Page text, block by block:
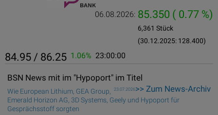
06.08.2026: 85.350 ( 0.77 %)
6,361 Stück
(30.12.2025: 128.400)
84.95 / 86.25 1.06% 23:00:00
BSN News mit im "Hypoport" im Titel
>> Zum News-Archiv
23.07.2026
Wie European Lithium, GEA Group,
Emerald Horizon AG, 3D Systems, Geely und Hypoport für
Gesprächsstoff sorgten